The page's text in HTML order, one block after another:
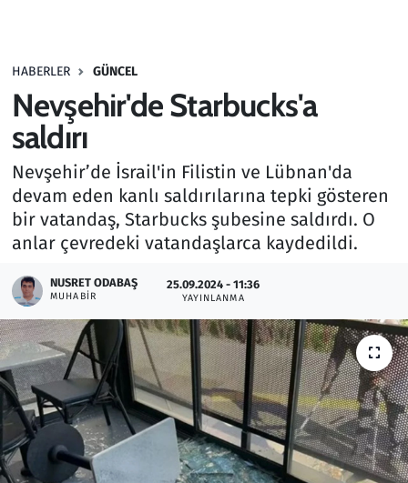
HABERLER GÜNCEL
Nevşehir'de Starbucks'a
saldırı
Nevşehir’de İsrail'in Filistin ve Lübnan'da
devam eden kanlı saldırılarına tepki gösteren
bir vatandaş, Starbucks şubesine saldırdı. O
anlar çevredeki vatandaşlarca kaydedildi.
NUSRET ODABAŞ
MUHABIR
25.09.2024 - 11:36
YAYINLANMA
Haber
Kültür Sanat
Kurumsal Haberler
Lezzet Durağı
Oyun
Ramazan
Resmi İlanlar